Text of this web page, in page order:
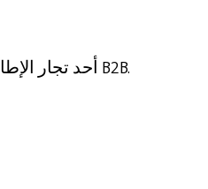
اختار Erkan Yılmaz Otomotiv، أحد تجار الإطارات المعروفين في إزمير، متجر B2B.